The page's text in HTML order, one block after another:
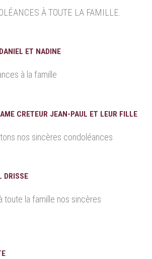
À TOUTE LA FAMILLE.
ET NADINE
à la famille
CRETEUR JEAN-PAUL ET LEUR FILLE
nos sincères condoléances
DRISSE
toute la famille nos sincères